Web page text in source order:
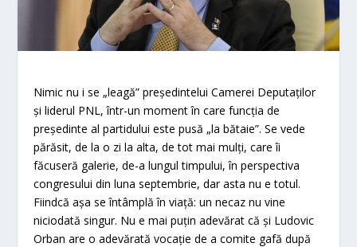
Nimic nu i se „leagă” preşedintelui Camerei Deputaţilor
şi liderul PNL, într-un moment în care funcţia de
preşedinte al partidului este pusă „la bătaie”. Se vede
părăsit, de la o zi la alta, de tot mai mulţi, care îi
făcuseră galerie, de-a lungul timpului, în perspectiva
congresului din luna septembrie, dar asta nu e totul.
Fiindcă aşa se întâmplă în viaţă: un necaz nu vine
niciodată singur. Nu e mai puţin adevărat că şi Ludovic
Orban are o adevărată vocaţie de a comite gafă după